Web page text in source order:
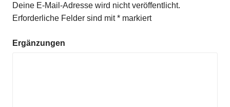
Deine E-Mail-Adresse wird nicht veröffentlicht.
Erforderliche Felder sind mit* markiert
Ergänzungen